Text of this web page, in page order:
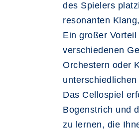
des Spielers
resonanten
Ein großer
verschiedenen
Orchestern oder
Das Cellospiel
Bogenstrich und
zu lernen, die